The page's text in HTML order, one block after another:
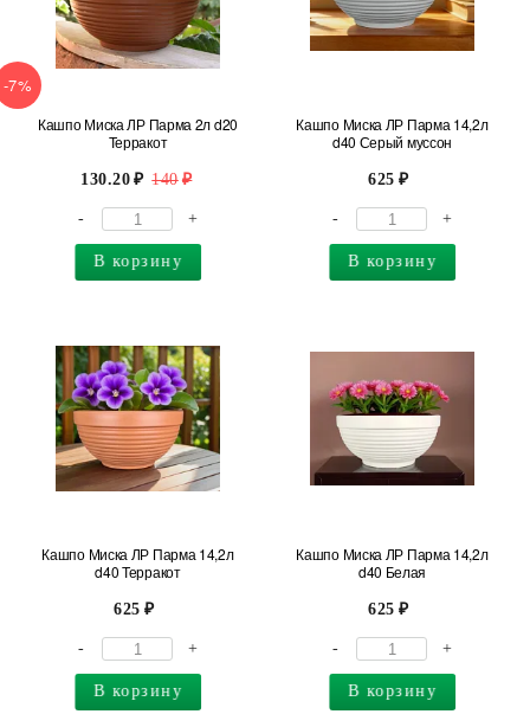
-7%
Кашпо Миска ЛР Парма 2л d20
Терракот
130.20 140
- +
В корзину
Кашпо Миска ЛР Парма 14,2л
d40 Серый муссон
625
- +
В корзину
Кашпо Миска ЛР Парма 14,2л
d40 Терракот
625
- +
В корзину
Кашпо Миска ЛР Парма 14,2л
d40 Белая
625
- +
В корзину